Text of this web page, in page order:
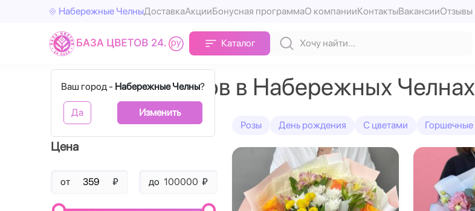
Набережные ЧелныДоставкаАкцииБонусная программаО компанииКонтактыВакансииОтзывы
Каталог
Ваш город - Набережные Челны?
Да Изменить
Доставка цветов в Набережных Челнах
Фильтры
Цена
от ₽ до ₽
Розы День рождения С цветами Горшечные